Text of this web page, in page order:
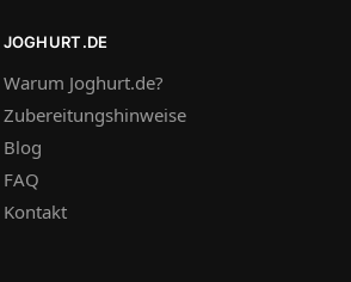
JOGHURT.DE
Warum Joghurt.de?
Zubereitungshinweise
Blog
FAQ
Kontakt